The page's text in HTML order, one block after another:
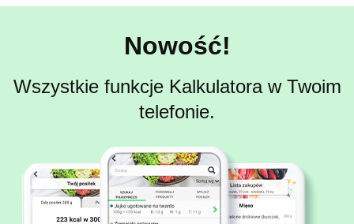
Nowość!
Wszystkie funkcje Kalkulatora w Twoim
telefonie.